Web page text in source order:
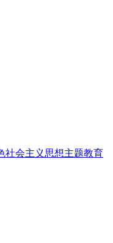
社会主义思想主题教育